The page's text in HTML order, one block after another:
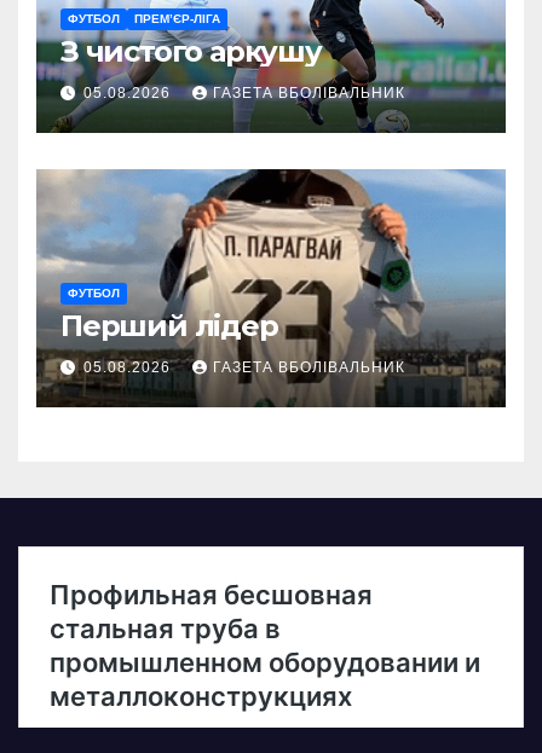
ФУТБОЛ ПРЕМ’ЄР-ЛІГА
З чистого аркушу
05.08.2026 ГАЗЕТА ВБОЛІВАЛЬНИК
ФУТБОЛ
Перший лідер
05.08.2026 ГАЗЕТА ВБОЛІВАЛЬНИК